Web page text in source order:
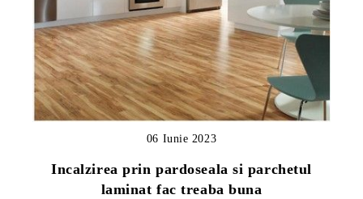
Incalzirea prin pardoseala si parchetul
laminat fac treaba buna
06 Iunie 2023